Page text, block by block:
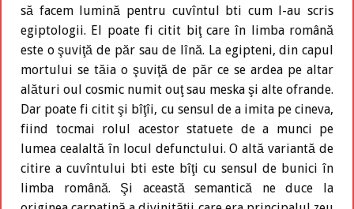
să facem lumină pentru cuvîntul bti cum l-au scris
egiptologii. El poate fi citit biţ care în limba română
este o şuviţă de păr sau de lînă. La egipteni, din capul
mortului se tăia o şuviţă de păr ce se ardea pe altar
alături oul cosmic numit ouţ sau meska şi alte ofrande.
Dar poate fi citit şi bîţîi, cu sensul de a imita pe cineva,
fiind tocmai rolul acestor statuete de a munci pe
lumea cealaltă în locul defunctului. O altă variantă de
citire a cuvîntului bti este bîţi cu sensul de bunici în
limba română. Şi această semantică ne duce la